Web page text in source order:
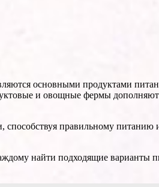
основными продуктами
и овощные фермы
правильному питанию
найти подходящие